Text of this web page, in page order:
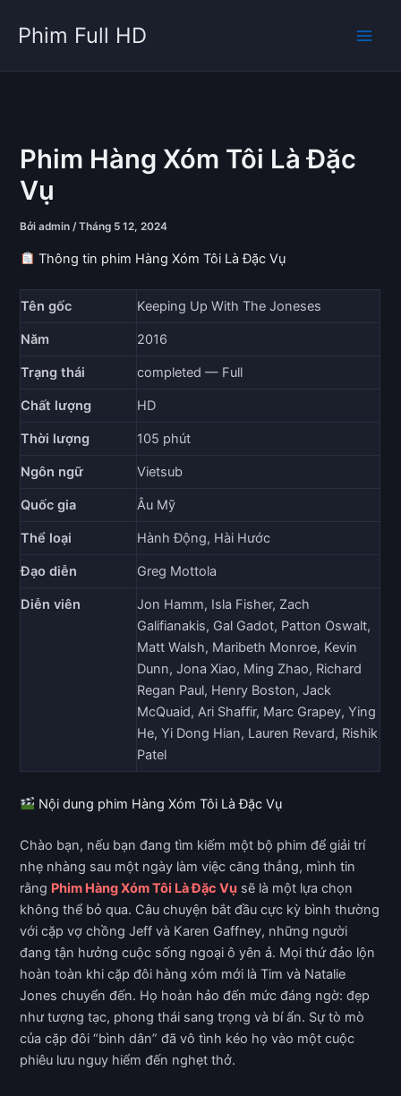
dung
Phim Full HD
Phim Hàng Xóm Tôi Là Đặc
Vụ
Bởiadmin/Tháng 5 12, 2024
Thông tin phim Hàng Xóm Tôi Là Đặc Vụ
Tên gốc Keeping Up With The Joneses
Năm 2016
Trạng thái completed — Full
Chất lượng HD
Thời lượng 105 phút
Ngôn ngữ Vietsub
Quốc gia Âu Mỹ
Thể loại Hành Động, Hài Hước
Đạo diễn Greg Mottola
Diễn viên
Jon Hamm, Isla Fisher, Zach
Galifianakis, Gal Gadot, Patton Oswalt,
Matt Walsh, Maribeth Monroe, Kevin
Dunn, Jona Xiao, Ming Zhao, Richard
Regan Paul, Henry Boston, Jack
McQuaid, Ari Shaffir, Marc Grapey, Ying
He, Yi Dong Hian, Lauren Revard, Rishik
Patel
Nội dung phim Hàng Xóm Tôi Là Đặc Vụ
Chào bạn, nếu bạn đang tìm kiếm một bộ phim để giải trí
nhẹ nhàng sau một ngày làm việc căng thẳng, mình tin
rằng Phim Hàng Xóm Tôi Là Đặc Vụ sẽ là một lựa chọn
không thể bỏ qua. Câu chuyện bắt đầu cực kỳ bình thường
với cặp vợ chồng Jeff và Karen Gaffney, những người
đang tận hưởng cuộc sống ngoại ô yên ả. Mọi thứ đảo lộn
hoàn toàn khi cặp đôi hàng xóm mới là Tim và Natalie
Jones chuyển đến. Họ hoàn hảo đến mức đáng ngờ: đẹp
như tượng tạc, phong thái sang trọng và bí ẩn. Sự tò mò
của cặp đôi “bình dân” đã vô tình kéo họ vào một cuộc
phiêu lưu nguy hiểm đến nghẹt thở.